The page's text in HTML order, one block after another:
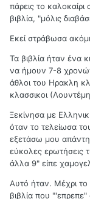
πάρεις το
βιβλία, "μόλις
Εκεί στράβωσα
Τα βιβλία ήταν ένα
να ήμουν 7-8
άθλοι του Ηρακλη
κλασσικοι
Ξεκίνησα με
όταν το τελείωσα
εξετάσω μου
εύκολες ερωτήσεις
άλλα 9" είπε
Αυτό ήταν. Μέχρι το
βιβλία που